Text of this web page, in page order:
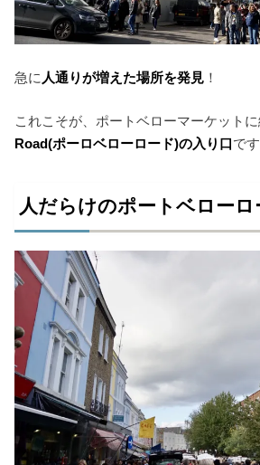
急に 人通りが増えた場所を発見 ！
これこそが、ポートベローマーケットに
Road(ポーロベローロード)の入り口 です
人だらけのポートベローロ